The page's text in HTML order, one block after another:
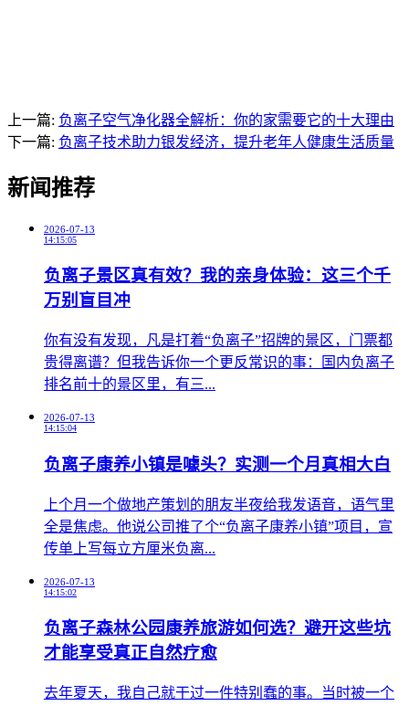
上一篇: 负离子空气净化器全解析：你的家需要它的十大理由
下一篇: 负离子技术助力银发经济，提升老年人健康生活质量
新闻推荐
2026-07-13
14:15:05
负离子景区真有效？我的亲身体验：这三个千
万别盲目冲
​你有没有发现，凡是打着“负离子”招牌的景区，门票都
贵得离谱？但我告诉你一个更反常识的事：国内负离子
排名前十的景区里，有三...
2026-07-13
14:15:04
负离子康养小镇是噱头？实测一个月真相大白
​上个月一个做地产策划的朋友半夜给我发语音，语气里
全是焦虑。他说公司推了个“负离子康养小镇”项目，宣
传单上写每立方厘米负离...
2026-07-13
14:15:02
负离子森林公园康养旅游如何选？避开这些坑
才能享受真正自然疗愈
​去年夏天，我自己就干过一件特别蠢的事。当时被一个